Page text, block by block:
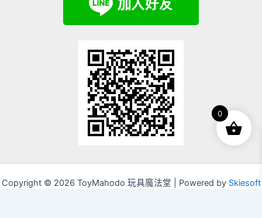
Copyright © 2026 ToyMahodo 玩具魔法堂 | Powered by Skiesoft
0